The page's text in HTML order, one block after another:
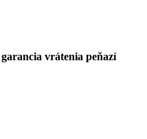
vrátenia peňazí